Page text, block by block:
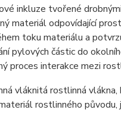
inkluze tvořené
materiál odpovídající
toku materiálu a
pylových částic do
proces interakce mezi
vláknitá rostlinná
rostlinného